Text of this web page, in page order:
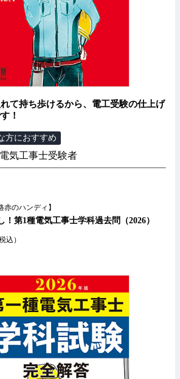
て持ち歩けるから、電工受験の仕上げ
！
方におすすめ
気工事士受験者
赤のハンディ】
！第1種電気工事士学科過去問（2026）
込）